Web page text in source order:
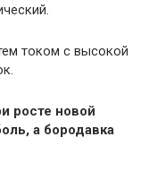
током с высокой
росте новой
а бородавка